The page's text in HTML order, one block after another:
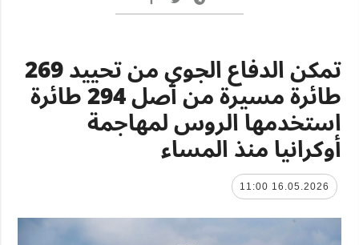
تمكن الدفاع الجوي من تحييد 269
طائرة مسيرة من أصل 294 طائرة
استخدمها الروس لمهاجمة
أوكرانيا منذ المساء
16.05.2026 11:00